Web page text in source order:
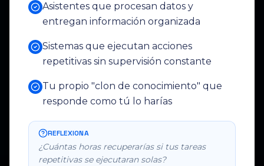
Asistentes que procesan datos y
entregan información organizada
Sistemas que ejecutan acciones
repetitivas sin supervisión constante
Tu propio "clon de conocimiento" que
responde como tú lo harías
REFLEXIONA
¿Cuántas horas recuperarías si tus tareas
repetitivas se ejecutaran solas?